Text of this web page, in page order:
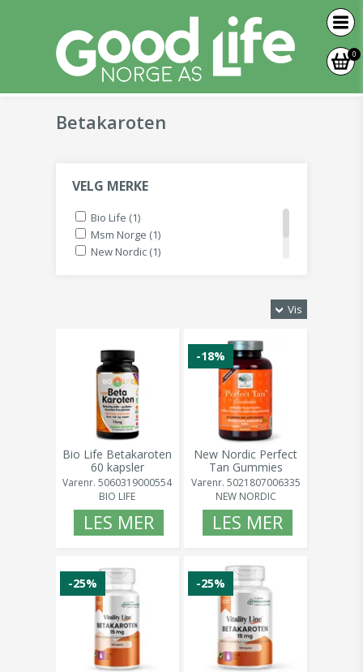
0
Betakaroten
VELG MERKE
Bio Life (1)
Msm Norge (1)
New Nordic (1)
Vis
Bio Life Betakaroten
60 kapsler
Varenr. 5060319000554
BIO LIFE
LES MER
-18%
New Nordic Perfect
Tan Gummies
Varenr. 5021807006335
NEW NORDIC
LES MER
-25% -25%